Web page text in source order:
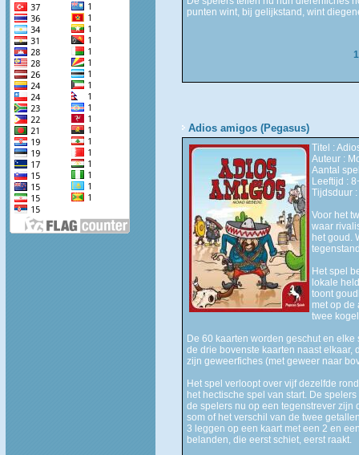
punten wint, bij gelijkstand, wint
Adios amigos (Pegasus)
Titel :
Auteur :
Aantal
Leeftijd :
Tijdsduur
Voor het
waar
het goud.
Het spel
lokale
toont
met op de
twee
De 60 kaarten worden geschut en
de drie bovenste kaarten naast elkaar,
zijn geweerfiches (met geweer naar
Het spel verloopt over vijf dezelfde
het hectische spel van start. De
de spelers nu op een tegenstrever zijn
som of het verschil van de twee
3 leggen op een kaart met een 2 en
belanden, die eerst schiet, eerst raakt.